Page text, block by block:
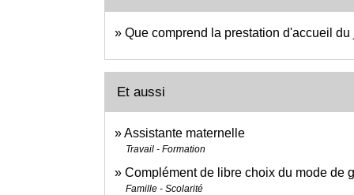
Que comprend la prestation d'accueil
Et aussi
Assistante maternelle
Travail - Formation
Complément de libre choix du mode de
Famille - Scolarité